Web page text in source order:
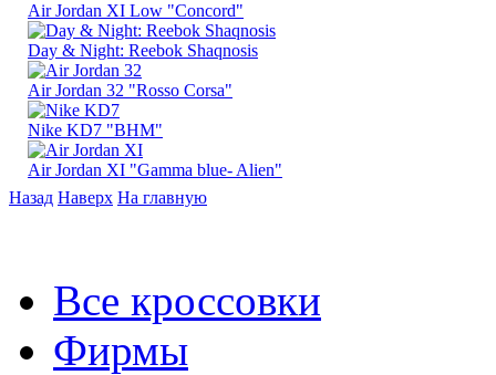
Air Jordan XI Low "Concord"
Day & Night: Reebok Shaqnosis
Air Jordan 32 "Rosso Corsa"
Nike KD7 "BHM"
Air Jordan XI "Gamma blue- Alien"
Назад Наверх На главную
Все кроссовки
Фирмы